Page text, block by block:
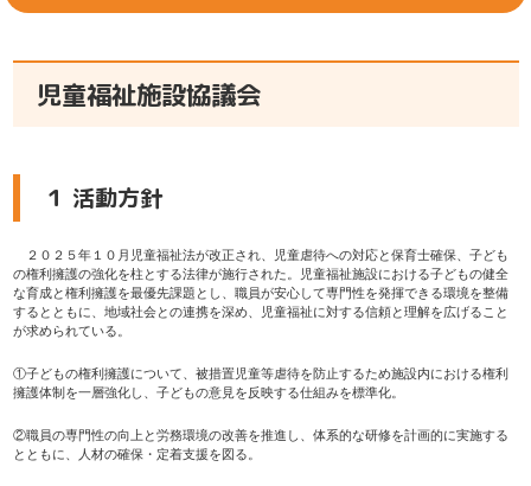
児童福祉施設協議会
１ 活動方針
２０２５年１０月児童福祉法が改正され、児童虐待への対応と保育士確保、子ども
の権利擁護の強化を柱とする法律が施行された。児童福祉施設における子どもの健全
な育成と権利擁護を最優先課題とし、職員が安心して専門性を発揮できる環境を整備
するとともに、地域社会との連携を深め、児童福祉に対する信頼と理解を広げること
が求められている。
①子どもの権利擁護について、被措置児童等虐待を防止するため施設内における権利
擁護体制を一層強化し、子どもの意見を反映する仕組みを標準化。
②職員の専門性の向上と労務環境の改善を推進し、体系的な研修を計画的に実施する
とともに、人材の確保・定着支援を図る。